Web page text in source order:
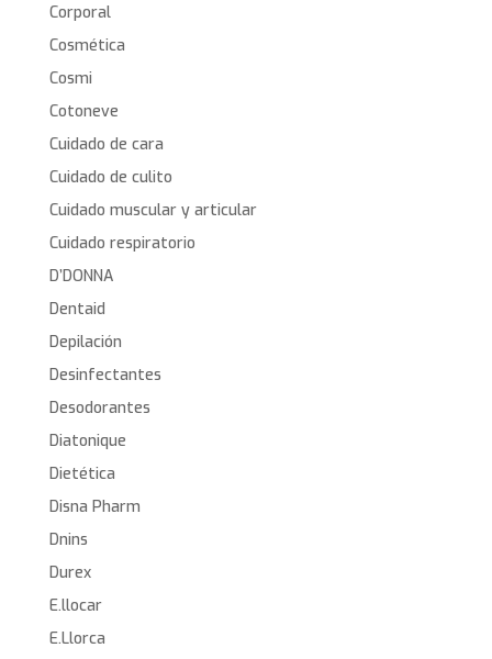
Corporal
Cosmética
Cosmi
Cotoneve
Cuidado de cara
Cuidado de culito
Cuidado muscular y articular
Cuidado respiratorio
D’DONNA
Dentaid
Depilación
Desinfectantes
Desodorantes
Diatonique
Dietética
Disna Pharm
Dnins
Durex
E.llocar
E.Llorca